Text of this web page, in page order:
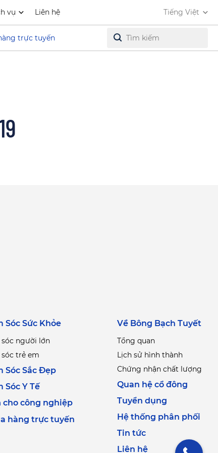
vụ Liên hệ Tiếng Việt
trực tuyến
Sóc Sức Khỏe
sóc người lớn
trẻ em
Sóc Sắc Đẹp
Sóc Y Tế
cho công nghiệp
hàng trực tuyến
Về Bông Bạch Tuyết
Tổng quan
Lịch sử hình thành
Chứng nhận chất lượng
Quan hệ cổ đông
Tuyển dụng
Hệ thống phân phối
Tin tức
Liên hệ